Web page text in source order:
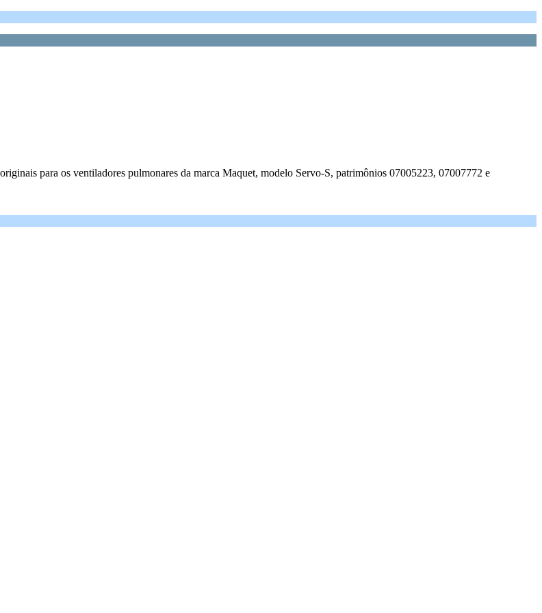
para os ventiladores pulmonares da marca Maquet, modelo Servo-S, patrimônios 07005223, 07007772 e